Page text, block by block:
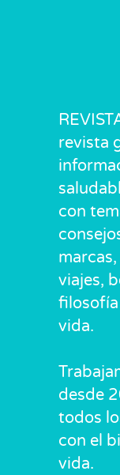
revista
con
viajes,
filosofía
vida.
desde
todos
con el
vida.